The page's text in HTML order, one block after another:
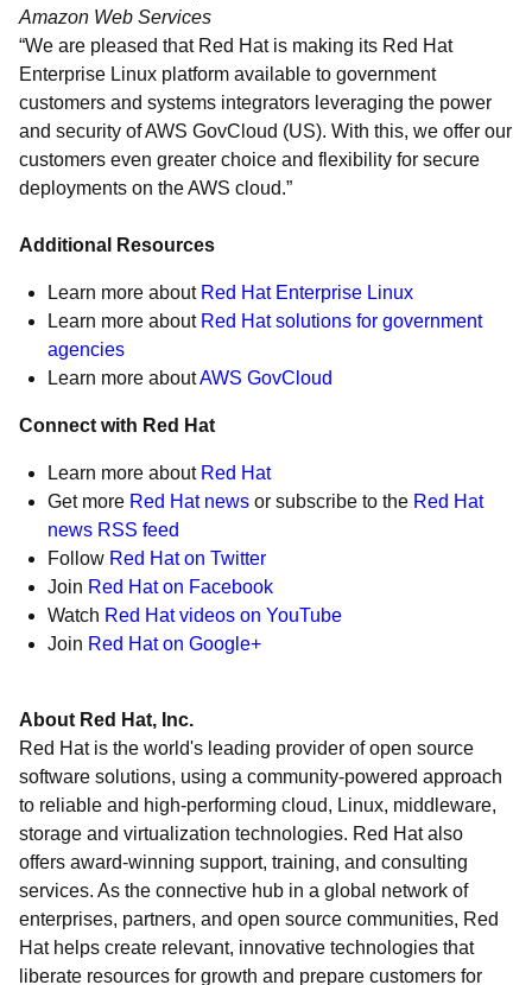
Amazon Web Services
“We are pleased that Red Hat is making its Red Hat
Enterprise Linux platform available to government
customers and systems integrators leveraging the power
and security of AWS GovCloud (US). With this, we offer our
customers even greater choice and flexibility for secure
deployments on the AWS cloud.”
Additional Resources
Learn more about Red Hat Enterprise Linux
Learn more about Red Hat solutions for government
agencies
Learn more aboutAWS GovCloud
Connect with Red Hat
Learn more about Red Hat
Get more Red Hat news or subscribe to the Red Hat
news RSS feed
Follow Red Hat on Twitter
Join Red Hat on Facebook
Watch Red Hat videos on YouTube
Join Red Hat on Google+
About Red Hat, Inc.
Red Hat is the world's leading provider of open source
software solutions, using a community-powered approach
to reliable and high-performing cloud, Linux, middleware,
storage and virtualization technologies. Red Hat also
offers award-winning support, training, and consulting
services. As the connective hub in a global network of
enterprises, partners, and open source communities, Red
Hat helps create relevant, innovative technologies that
liberate resources for growth and prepare customers for